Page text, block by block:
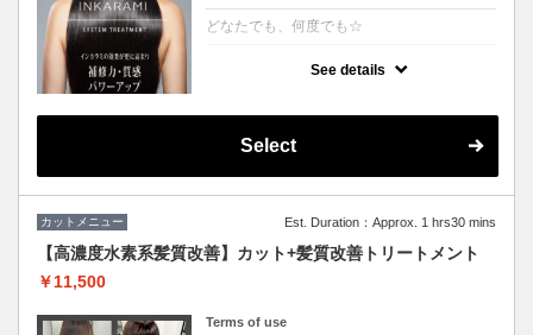
どなたでも、何度でも☆
的な「髪質ケア」で大人気！★男女共に利用
See details
Select
カットメニュー Est. Duration：Approx. 1 hrs30 mins
【高濃度水素系髪質改善】カット+髪質改善トリートメント
￥11,500
Terms of use